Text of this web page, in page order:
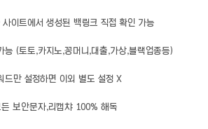
사이트에서 생성된 백링크 직접 확인 가능
능 (토토,카지노,꽁머니,대출,가상,블랙업종등)
드만 설정하면 이외 별도 설정 X
든 보안문자,리캡챠 100% 해독